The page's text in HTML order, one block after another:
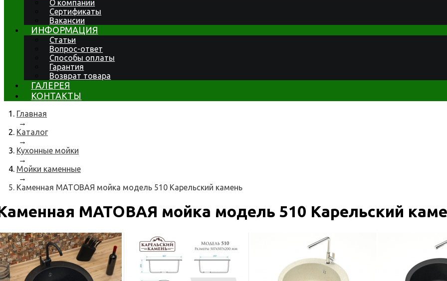
О компании
Сертификаты
Вакансии
ИНФОРМАЦИЯ
Статьи
Вопрос-ответ
Способы оплаты
Гарантия
Возврат товара
ГАЛЕРЕЯ
КОНТАКТЫ
Главная
→
Каталог
→
Кухонные мойки
→
Мойки каменные
→
Каменная МАТОВАЯ мойка модель 510 Карельский камень
МАТОВАЯ мойка модель 510 Карельский